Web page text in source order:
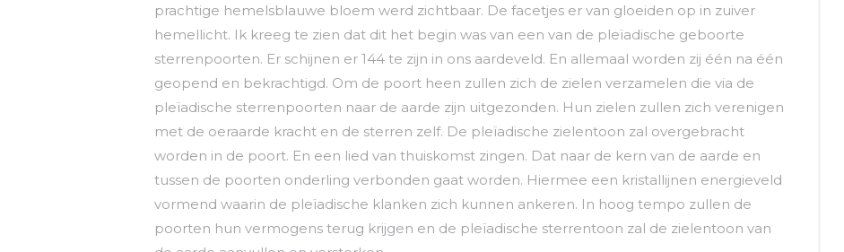
prachtige hemelsblauwe bloem werd zichtbaar. De facetjes er van gloeiden op in zuiver
hemellicht. Ik kreeg te zien dat dit het begin was van een van de pleïadische geboorte
sterrenpoorten. Er schijnen er 144 te zijn in ons aardeveld. En allemaal worden zij één na één
geopend en bekrachtigd. Om de poort heen zullen zich de zielen verzamelen die via de
pleïadische sterrenpoorten naar de aarde zijn uitgezonden. Hun zielen zullen zich verenigen
met de oeraarde kracht en de sterren zelf. De pleïadische zielentoon zal overgebracht
worden in de poort. En een lied van thuiskomst zingen. Dat naar de kern van de aarde en
tussen de poorten onderling verbonden gaat worden. Hiermee een kristallijnen energieveld
vormend waarin de pleïadische klanken zich kunnen ankeren. In hoog tempo zullen de
poorten hun vermogens terug krijgen en de pleïadische sterrentoon zal de zielentoon van